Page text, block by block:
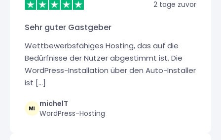
2 tage zuvor
Sehr guter Gastgeber
Wettbewerbsfähiges Hosting, das auf die
Bedürfnisse der Nutzer abgestimmt ist. Die
WordPress-Installation über den Auto-Installer
ist [...]
michelT
WordPress-Hosting